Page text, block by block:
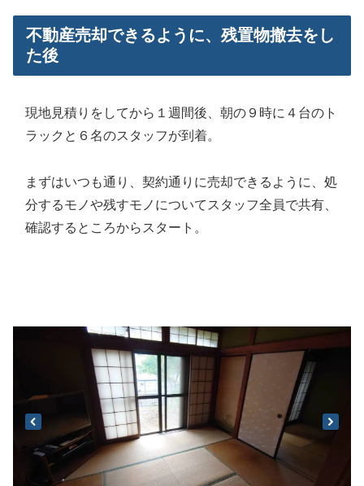
不動産売却できるように、残置物撤去をし
た後
現地見積りをしてから１週間後、朝の９時に４台のト
ラックと６名のスタッフが到着。
まずはいつも通り、契約通りに売却できるように、処
分するモノや残すモノについてスタッフ全員で共有、
確認するところからスタート。